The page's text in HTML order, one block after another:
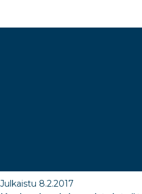
Julkaistu 8.2.2017